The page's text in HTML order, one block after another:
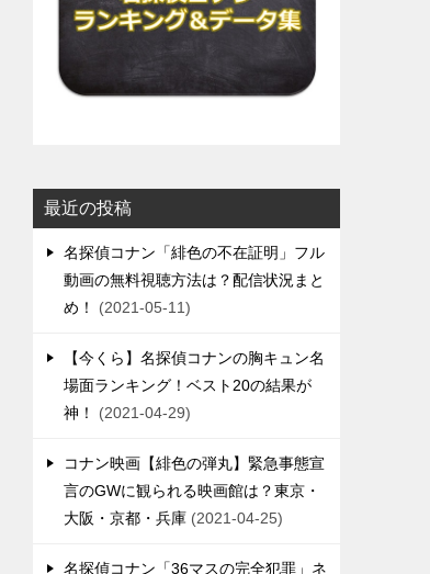
最近の投稿
名探偵コナン「緋色の不在証明」フル
動画の無料視聴方法は？配信状況まと
め！
2021-05-11
【今くら】名探偵コナンの胸キュン名
場面ランキング！ベスト20の結果が
神！
2021-04-29
コナン映画【緋色の弾丸】緊急事態宣
言のGWに観られる映画館は？東京・
大阪・京都・兵庫
2021-04-25
名探偵コナン「36マスの完全犯罪」ネ